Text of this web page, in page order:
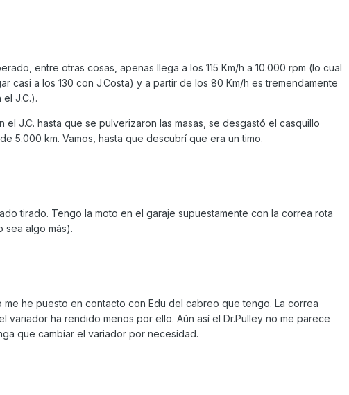
entre otras cosas, apenas llega a los 115 Km/h a 10.000 rpm (lo cual
casi a los 130 con J.Costa) y a partir de los 80 Km/h es tremendamente
J.C.).
J.C. hasta que se pulverizaron las masas, se desgastó el casquillo
5.000 km. Vamos, hasta que descubrí que era un timo.
tirado. Tengo la moto en el garaje supuestamente con la correa rota
sea algo más).
me he puesto en contacto con Edu del cabreo que tengo. La correa
variador ha rendido menos por ello. Aún así el Dr.Pulley no me parece
que cambiar el variador por necesidad.